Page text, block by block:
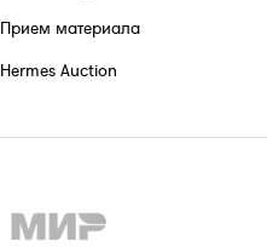
Прием материала
Hermes Auction